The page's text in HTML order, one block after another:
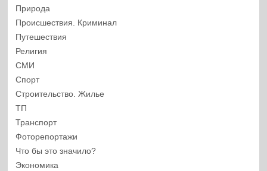
Природа
Происшествия. Криминал
Путешествия
Религия
СМИ
Спорт
Строительство. Жилье
ТП
Транспорт
Фоторепортажи
Что бы это значило?
Экономика